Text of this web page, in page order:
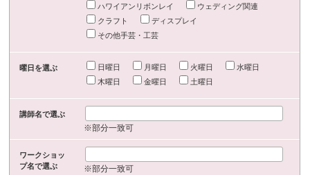
ハワイアンリボンレイ
ウェディング関連
クラフト
ディスプレイ
その他手芸・工芸
曜日を選ぶ 日曜日 月曜日 火曜日
水曜日
木曜日
金曜日 土曜日
講師名で選ぶ
※部分一致可
ワークショッ
プ名で選ぶ
※部分一致可